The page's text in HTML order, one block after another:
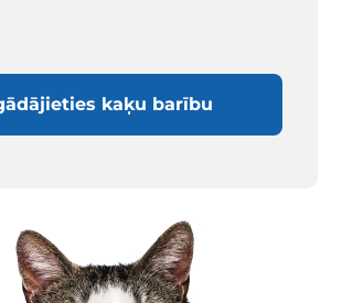
kaķu barību